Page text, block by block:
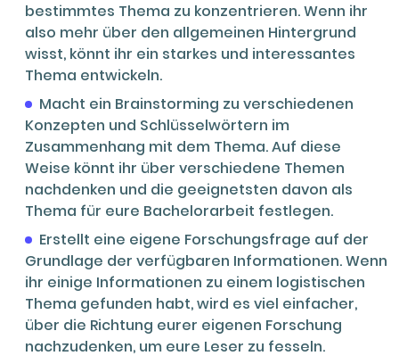
bestimmtes Thema zu konzentrieren. Wenn ihr
also mehr über den allgemeinen Hintergrund
wisst, könnt ihr ein starkes und interessantes
Thema entwickeln.
Macht ein Brainstorming zu verschiedenen
Konzepten und Schlüsselwörtern im
Zusammenhang mit dem Thema. Auf diese
Weise könnt ihr über verschiedene Themen
nachdenken und die geeignetsten davon als
Thema für eure Bachelorarbeit festlegen.
Erstellt eine eigene Forschungsfrage auf der
Grundlage der verfügbaren Informationen. Wenn
ihr einige Informationen zu einem logistischen
Thema gefunden habt, wird es viel einfacher,
über die Richtung eurer eigenen Forschung
nachzudenken, um eure Leser zu fesseln.